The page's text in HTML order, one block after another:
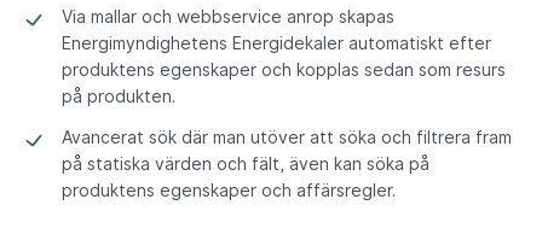
Via mallar och webbservice anrop skapas
Energimyndighetens Energidekaler automatiskt efter
produktens egenskaper och kopplas sedan som resurs
på produkten.
Avancerat sök där man utöver att söka och filtrera fram
på statiska värden och fält, även kan söka på
produktens egenskaper och affärsregler.